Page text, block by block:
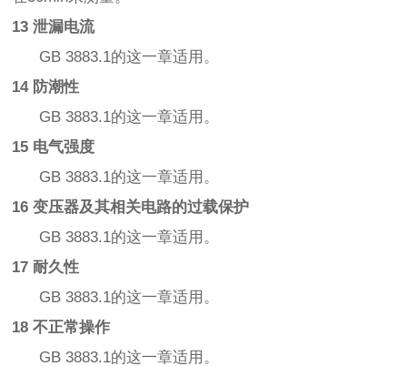
13 泄漏电流
GB 3883.1的这一章适用。
14 防潮性
GB 3883.1的这一章适用。
15 电气强度
GB 3883.1的这一章适用。
16 变压器及其相关电路的过载保护
GB 3883.1的这一章适用。
17 耐久性
GB 3883.1的这一章适用。
18 不正常操作
GB 3883.1的这一章适用。